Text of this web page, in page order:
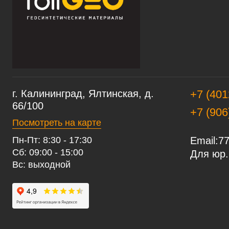
г. Калининград, Ялтинская, д.
66/100
Посмотреть на карте
+7
+7
Email:
Для
Пн-Пт: 8:30 - 17:30
Сб: 09:00 - 15:00
Вс: выходной